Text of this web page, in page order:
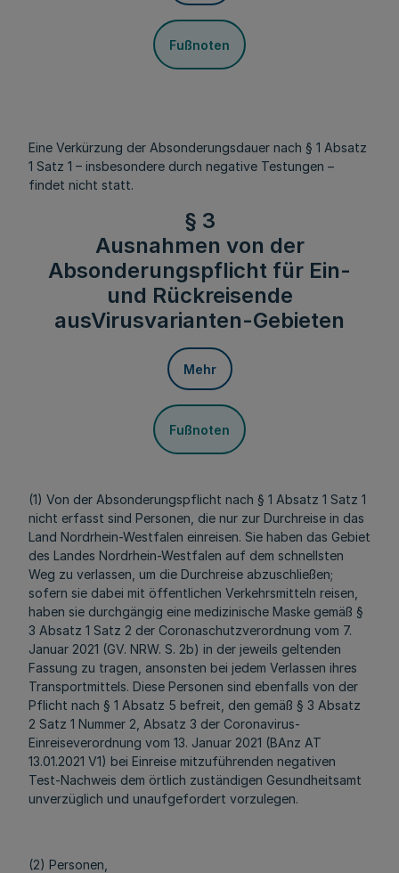
Fußnoten
Eine Verkürzung der Absonderungsdauer nach § 1 Absatz
1 Satz 1 – insbesondere durch negative Testungen –
findet nicht statt.
§ 3
Ausnahmen von der
Absonderungspflicht für Ein-
und Rückreisende
ausVirusvarianten-Gebieten
Mehr
Fußnoten
(1) Von der Absonderungspflicht nach § 1 Absatz 1 Satz 1
nicht erfasst sind Personen, die nur zur Durchreise in das
Land Nordrhein-Westfalen einreisen. Sie haben das Gebiet
des Landes Nordrhein-Westfalen auf dem schnellsten
Weg zu verlassen, um die Durchreise abzuschließen;
sofern sie dabei mit öffentlichen Verkehrsmitteln reisen,
haben sie durchgängig eine medizinische Maske gemäß §
3 Absatz 1 Satz 2 der Coronaschutzverordnung vom 7.
Januar 2021 (GV. NRW. S. 2b) in der jeweils geltenden
Fassung zu tragen, ansonsten bei jedem Verlassen ihres
Transportmittels. Diese Personen sind ebenfalls von der
Pflicht nach § 1 Absatz 5 befreit, den gemäß § 3 Absatz
2 Satz 1 Nummer 2, Absatz 3 der Coronavirus-
Einreiseverordnung vom 13. Januar 2021 (BAnz AT
13.01.2021 V1) bei Einreise mitzuführenden negativen
Test-Nachweis dem örtlich zuständigen Gesundheitsamt
unverzüglich und unaufgefordert vorzulegen.
(2) Personen,